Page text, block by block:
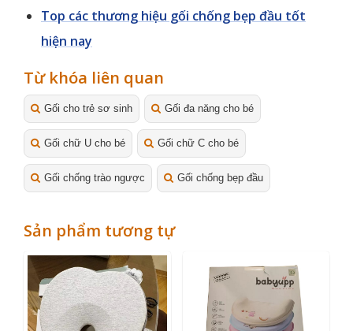
Top các thương hiệu gối chống bẹp đầu tốt
hiện nay
Từ khóa liên quan
Gối cho trẻ sơ sinh Gối đa năng cho bé
Gối chữ U cho bé Gối chữ C cho bé
Gối chống trào ngược Gối chống bẹp đầu
Sản phẩm tương tự